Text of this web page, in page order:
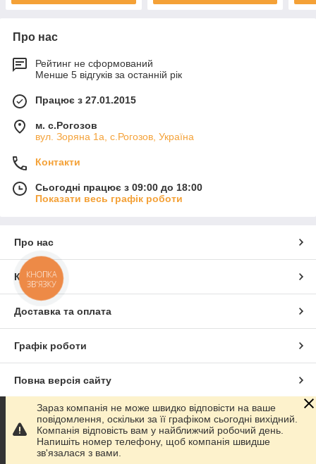
Про нас
Рейтинг не сформований
Менше 5 відгуків за останній рік
Працює з 27.01.2015
м. с.Рогозов
вул. Зоряна 1а, с.Рогозов, Україна
Контакти
Сьогодні працює з 09:00 до 18:00
Показати весь графік роботи
Про нас
Контакти
Доставка та оплата
Графік роботи
Повна версія сайту
Сайт створено на маркетплейсіProm.ua
Політика конфіденційності
Зараз компанія не може швидко відповісти на ваше
повідомлення, оскільки за її графіком сьогодні вихідний.
Компанія відповість вам у найближчий робочий день.
Напишіть номер телефону, щоб компанія швидше
зв'язалася з вами.
КНОПКА
ЗВ'ЯЗКУ